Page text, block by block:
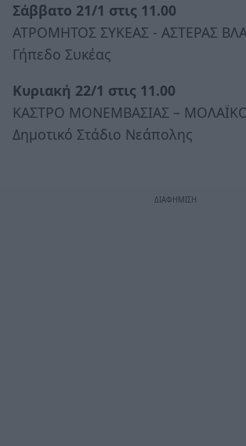
Σάββατο 21/1 στις 11.00
ΑΤΡΟΜΗΤΟΣ ΣΥΚΕΑΣ - ΑΣΤΕΡΑΣ
Γήπεδο Συκέας
Κυριακή 22/1 στις 11.00
ΚΑΣΤΡΟ ΜΟΝΕΜΒΑΣΙΑΣ –
Δημοτικό Στάδιο Νεάπολης